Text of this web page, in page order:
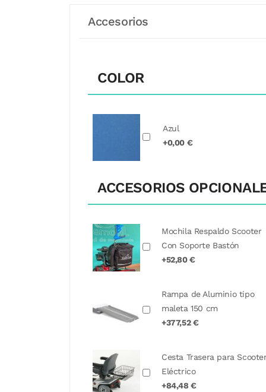
Accesorios
COLOR
Azul
+0,00 €
ACCESORIOS
Mochila Respaldo Scooter
Con Soporte Bastón
+52,80 €
Rampa de Aluminio tipo
maleta 150 cm
+377,52 €
Cesta Trasera para
Eléctrico
+84,48 €